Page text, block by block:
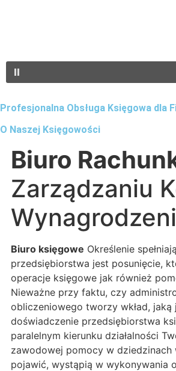
Profesjonalna Obsługa Księgowa dla
O Naszej Księgowości
Biuro
Zarządzaniu
Biuro księgowe Określenie
przedsiębiorstwa jest posunięcie,
operacje księgowe jak również
Nieważne przy faktu, czy
obliczeniowego tworzy wkład,
doświadczenie przedsiębiorstwa
paralelnym kierunku działalności
zawodowej pomocy w dziedzinach
pojawić, wystąpią w wykonywania